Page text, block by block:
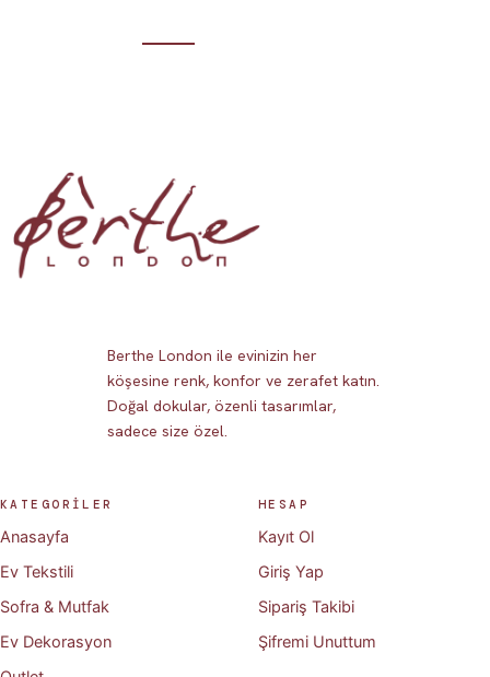
Berthe London ile evinizin her
köşesine renk, konfor ve zerafet katın.
Doğal dokular, özenli tasarımlar,
sadece size özel.
KATEGORİLER
Anasayfa
Ev Tekstili
Sofra & Mutfak
Ev Dekorasyon
HESAP
Kayıt Ol
Giriş Yap
Sipariş Takibi
Şifremi Unuttum